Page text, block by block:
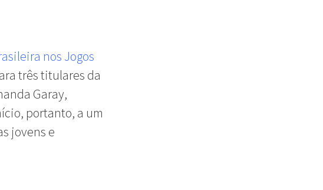
nos Jogos
três titulares da
Garay,
portanto, a um
jovens e